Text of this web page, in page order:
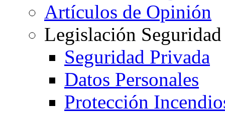
Artículos de Opinión
Legislación Seguridad
Seguridad Privada
Datos Personales
Protección